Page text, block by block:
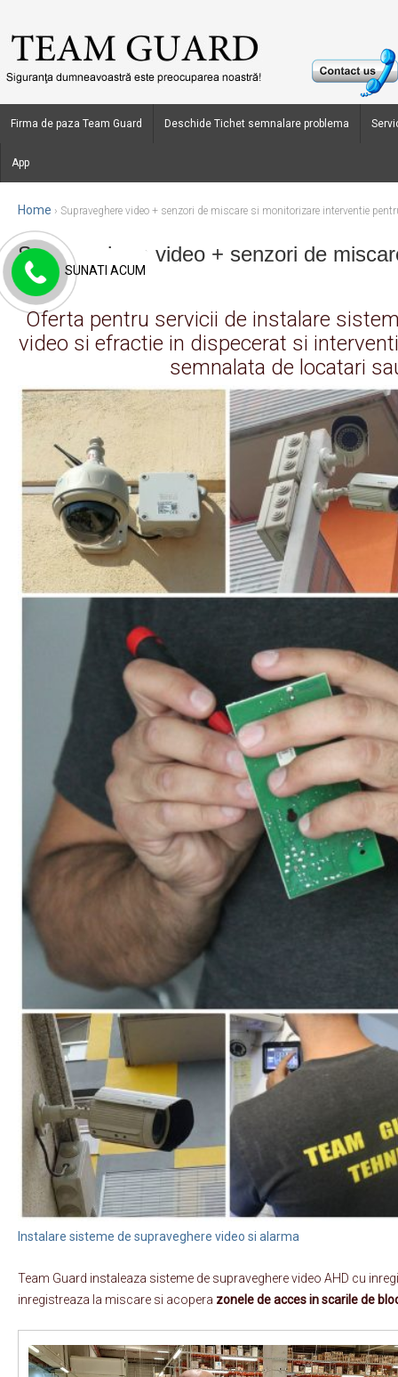
Firma de paza Team Guard Deschide Tichet semnalare problema
App
Home › Supraveghere video + senzori de miscare si monitorizare interventie
Supraveghere video + senzori de
proprietari
Oferta pentru servicii de instalare
video si efractie in dispecerat si
semnalata de locatari
Instalare sisteme de supraveghere video si alarma
Team Guard instaleaza sisteme de supraveghere video AHD cu
inregistreaza la miscare si acopera zonele de acces in scarile de
SUNATI ACUM